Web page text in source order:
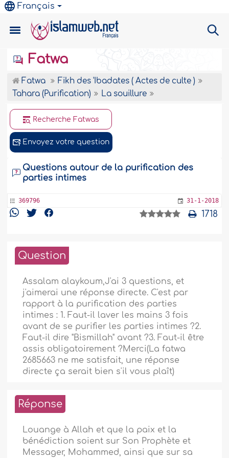
Français
Fatwa
Fatwa
Fikh des 'Ibadates ( Actes de culte )
Tahara (Purification)
La souillure
Recherche Fatwas
Envoyez votre question
Questions autour de la purification des
parties intimes
369796 31-1-2018
1718
Question
Assalam alaykoum,J'ai 3 questions, et
j'aimerai une réponse directe. C'est par
rapport à la purification des parties
intimes : 1. Faut-il laver les mains 3 fois
avant de se purifier les parties intimes ?2.
Faut-il dire "Bismillah" avant ?3. Faut-il être
assis obligatoirement ?Merci(La fatwa
2685663 ne me satisfait, une réponse
directe ça serait bien s'il vous plaît)
Réponse
Louange à Allah et que la paix et la
bénédiction soient sur Son Prophète et
Messager, Mohammed, ainsi que sur sa